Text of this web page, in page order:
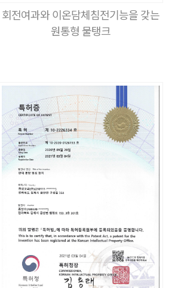
회전여과와 이온담체침전기능을 갖는
원통형 물탱크